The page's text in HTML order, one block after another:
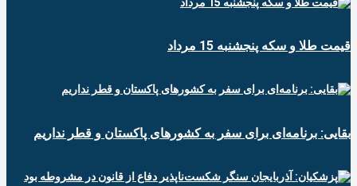
قیمت طلا و سکه پنجشنبه 15 مرداد
بقایی: برنامه‌ای برای سفر به کشورهای پاکستان و قطر نداریم